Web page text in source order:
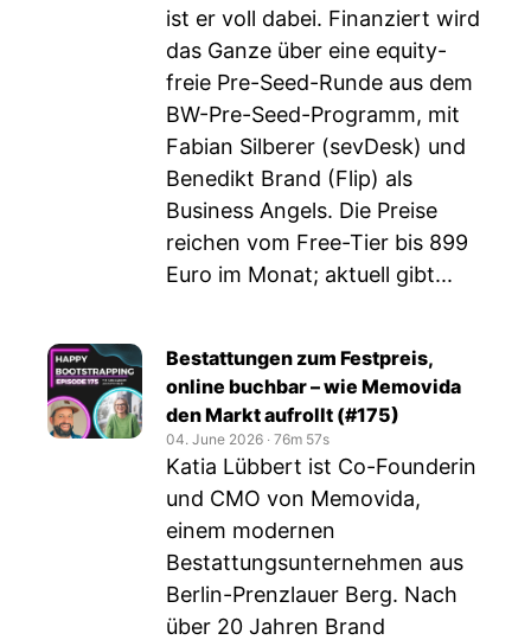
ist er voll dabei. Finanziert wird
das Ganze über eine equity-
freie Pre-Seed-Runde aus dem
BW-Pre-Seed-Programm, mit
Fabian Silberer (sevDesk) und
Benedikt Brand (Flip) als
Business Angels. Die Preise
reichen vom Free-Tier bis 899
Euro im Monat; aktuell gibt...
Bestattungen zum Festpreis,
online buchbar – wie Memovida
den Markt aufrollt (#175)
04. June 2026 ‧ 76m 57s
Katia Lübbert ist Co-Founderin
und CMO von Memovida,
einem modernen
Bestattungsunternehmen aus
Berlin-Prenzlauer Berg. Nach
über 20 Jahren Brand